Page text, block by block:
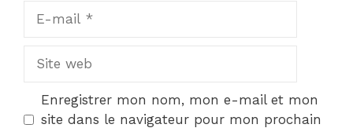
mail
web
Enregistrer mon nom, mon e-mail et mon
site dans le navigateur pour mon prochain